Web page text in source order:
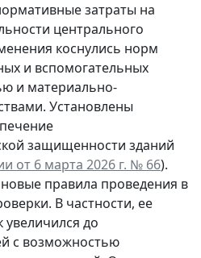
затраты на
центрального
коснулись норм
и вспомогательных
и материально-
Установлены
защищенности зданий
от 6 марта 2026 г. № 66).
правила проведения в
В частности, ее
до
с возможностью